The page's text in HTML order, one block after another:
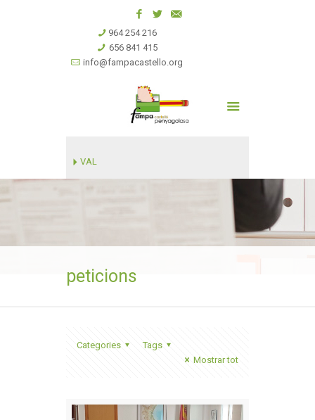
964 254 216
656 841 415
info@fampacastello.org
VAL
peticions
Categories
Tags
Mostrar tot